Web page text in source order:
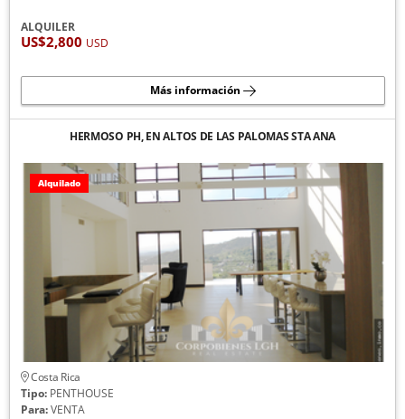
ALQUILER
US$2,800 USD
Más información
HERMOSO PH, EN ALTOS DE LAS PALOMAS STA ANA
Alquilado
Costa Rica
Tipo:PENTHOUSE
Para:VENTA